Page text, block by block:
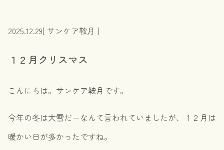
2025.12.29[ サンケア鞍月 ]
１２月クリスマス
こんにちは。サンケア鞍月です。
今年の冬は大雪だーなんて言われていましたが、１２月は
暖かい日が多かったですね。